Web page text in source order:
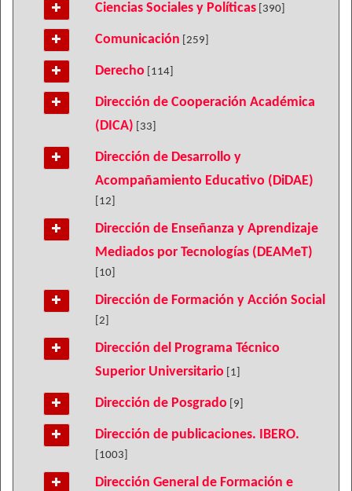
Ciencias Sociales y Políticas [390]
Comunicación [259]
Derecho [114]
Dirección de Cooperación Académica
(DICA) [33]
Dirección de Desarrollo y
Acompañamiento Educativo (DiDAE)
[12]
Dirección de Enseñanza y Aprendizaje
Mediados por Tecnologías (DEAMeT)
[10]
Dirección de Formación y Acción Social
[2]
Dirección del Programa Técnico
Superior Universitario [1]
Dirección de Posgrado [9]
Dirección de publicaciones. IBERO.
[1003]
Dirección General de Formación e